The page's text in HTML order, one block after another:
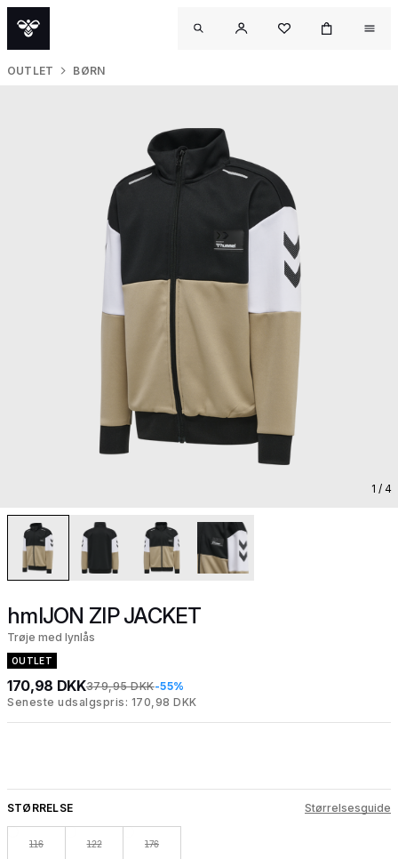
OUTLET BØRN
1 / 4
hmlJON ZIP JACKET
Trøje med lynlås
OUTLET
170,98 DKK379,95 DKK-55%
Seneste udsalgspris: 170,98 DKK
STØRRELSE Størrelsesguide
116 122 176